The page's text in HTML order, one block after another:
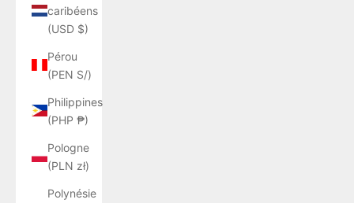
caribéens
(USD $)
Pérou
(PEN S/)
Philippines
(PHP ₱)
Pologne
(PLN zł)
Polynésie